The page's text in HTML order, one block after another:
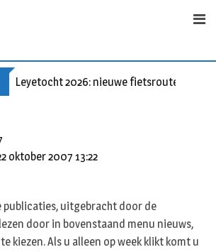
Leyetocht 2026: nieuwe fietsroutes
oktober 2007 13:22
publicaties, uitgebracht door de
door in bovenstaand menu nieuws,
kiezen. Als u alleen op week klikt komt u